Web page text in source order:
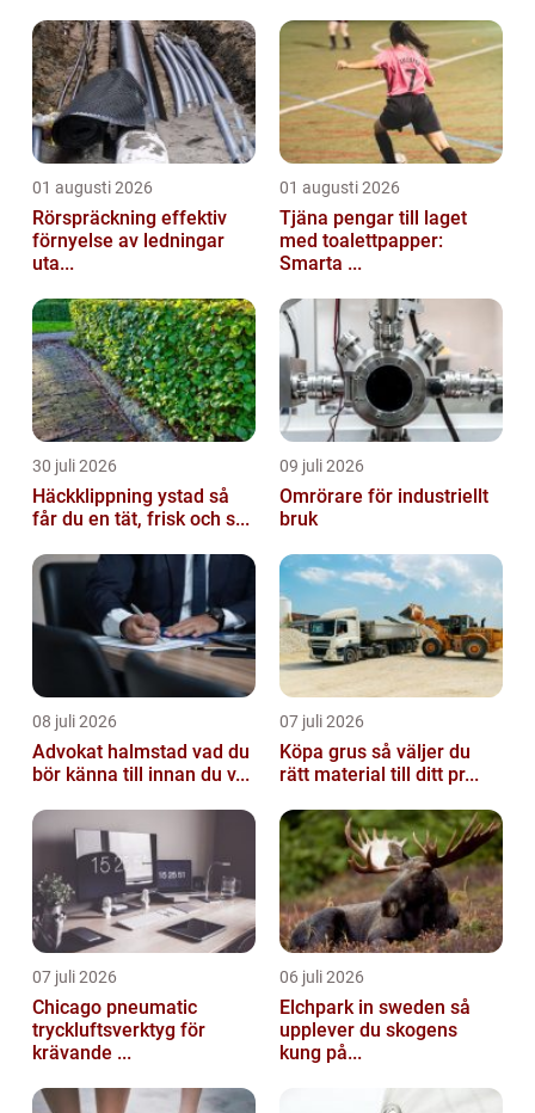
01 augusti 2026
Rörspräckning effektiv
förnyelse av ledningar
uta...
01 augusti 2026
Tjäna pengar till laget
med toalettpapper:
Smarta ...
30 juli 2026
Häckklippning ystad så
får du en tät, frisk och s...
09 juli 2026
Omrörare för industriellt
bruk
08 juli 2026
Advokat halmstad vad du
bör känna till innan du v...
07 juli 2026
Köpa grus så väljer du
rätt material till ditt pr...
07 juli 2026
Chicago pneumatic
tryckluftsverktyg för
krävande ...
06 juli 2026
Elchpark in sweden så
upplever du skogens
kung på...